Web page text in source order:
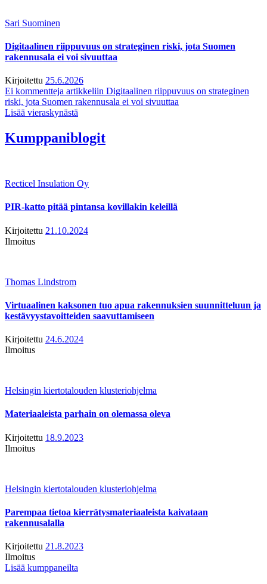
Sari Suominen
Digitaalinen riippuvuus on strateginen riski, jota Suomen
rakennusala ei voi sivuuttaa
Kirjoitettu 25.6.2026
Ei kommentteja artikkeliin Digitaalinen riippuvuus on strateginen
riski, jota Suomen rakennusala ei voi sivuuttaa
Lisää vieraskynästä
Kumppaniblogit
Recticel Insulation Oy
PIR-katto pitää pintansa kovillakin keleillä
Kirjoitettu 21.10.2024
Ilmoitus
Thomas Lindstrom
Virtuaalinen kaksonen tuo apua rakennuksien suunnitteluun ja
kestävyystavoitteiden saavuttamiseen
Kirjoitettu 24.6.2024
Ilmoitus
Helsingin kiertotalouden klusteriohjelma
Materiaaleista parhain on olemassa oleva
Kirjoitettu 18.9.2023
Ilmoitus
Helsingin kiertotalouden klusteriohjelma
Parempaa tietoa kierrätysmateriaaleista kaivataan
rakennusalalla
Kirjoitettu 21.8.2023
Ilmoitus
Lisää kumppaneilta